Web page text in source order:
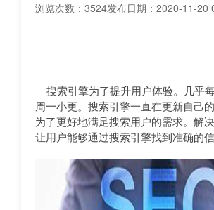
浏览次数：3524发布日期：2020-11-20
搜索引擎为了提升用户体验。几乎
周一小更。搜索引擎一直在更新自己
为了更好地满足搜索用户的需求。解决
让用户能够通过搜索引擎找到准确的信